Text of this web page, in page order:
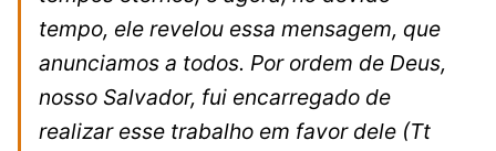
tempo, ele revelou essa mensagem, que
anunciamos a todos. Por ordem de Deus,
nosso Salvador, fui encarregado de
realizar esse trabalho em favor dele (Tt